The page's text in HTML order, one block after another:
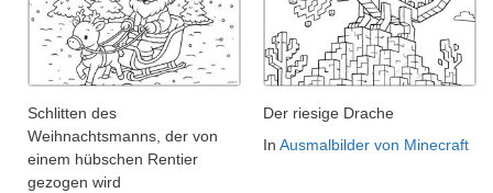
Schlitten des
Weihnachtsmanns, der von
einem hübschen Rentier
gezogen wird
Der riesige Drache
In Ausmalbilder von Minecraft